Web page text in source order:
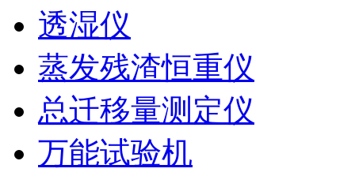
透湿仪
蒸发残渣恒重仪
总迁移量测定仪
万能试验机